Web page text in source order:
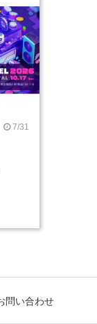
7/31
問い合わせ